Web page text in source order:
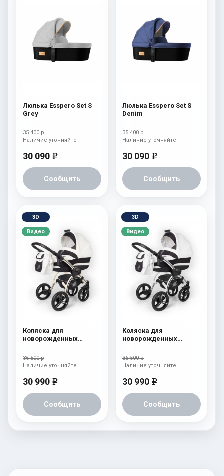
Люлька Esspero Set S
Grey
35 400 р
30 090 e
Сообщить
Наличие уточняйте
Люлька Esspero Set S
Denim
35 400 р
30 090 e
Сообщить
Наличие уточняйте
3D
Видео
Коляска для
новорожденных
Beige) White
36 500 р
30 990 e
Сообщить
Наличие уточняйте
3D
Видео
Коляска для
новорожденных
White) White
36 500 р
30 990 e
Сообщить
Наличие уточняйте